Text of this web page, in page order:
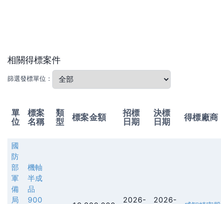
相關得標案件
篩選發標單位：
單
位
標案
名稱
類
型
標案金額
招標
日期
決標
日期
得標廠商
國
防
部
軍
備
局
機軸
半成
品
900
2026-
2026-